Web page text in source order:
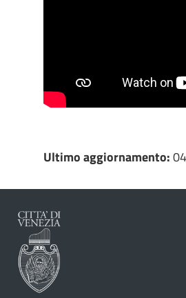
Ultimo aggiornamento: